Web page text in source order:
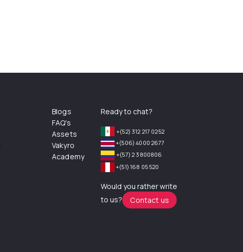
Blogs
FAQ's
Assets
Vakyro
Academy
Ready to chat?
+(52) 312 217 0252
+(506) 4000 2677
+(57) 2 3800806
+(51) 168 05 520
Would you rather write
to us?
Contact us